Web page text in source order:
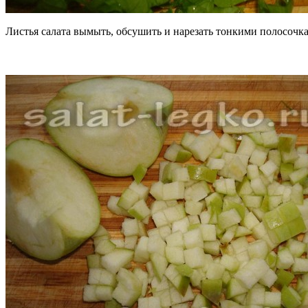
Листья салата вымыть, обсушить и нарезать тонкими